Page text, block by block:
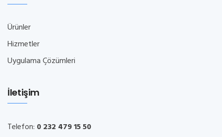
Ürünler
Hizmetler
Uygulama Çözümleri
İletişim
Telefon: 0 232 479 15 50